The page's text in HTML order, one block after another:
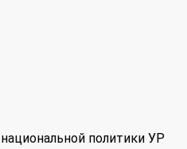
политики УР